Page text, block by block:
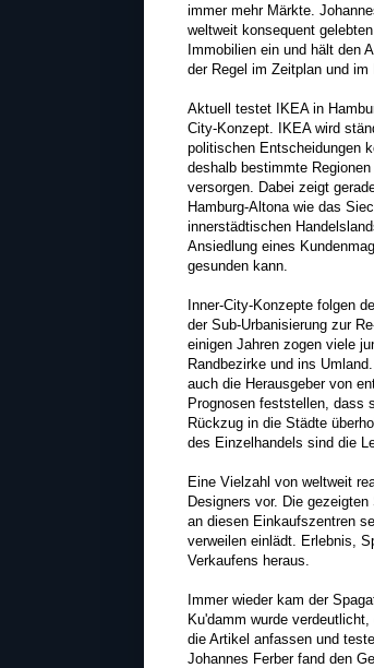
immer mehr Märkte.
weltweit konsequent
Immobilien ein und hält den
der Regel im Zeitplan und im
Aktuell testet IKEA in
City-Konzept. IKEA wird
politischen Entscheidungen
deshalb bestimmte
versorgen. Dabei zeigt
Hamburg-Altona wie das
innerstädtischen
Ansiedlung eines
gesunden kann.
Inner-City-Konzepte folgen
der Sub-Urbanisierung zur
einigen Jahren zogen viele
Randbezirke und ins
auch die Herausgeber von
Prognosen feststellen, dass
Rückzug in die Städte
des Einzelhandels sind die
Eine Vielzahl von weltweit
Designers vor. Die
an diesen Einkaufszentren
verweilen einlädt. Erlebnis,
Verkaufens heraus.
Immer wieder kam der
Ku'damm wurde
die Artikel anfassen und
Johannes Ferber fand den